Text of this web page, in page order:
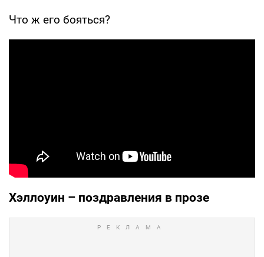
Что ж его бояться?
Хэллоуин – поздравления в прозе